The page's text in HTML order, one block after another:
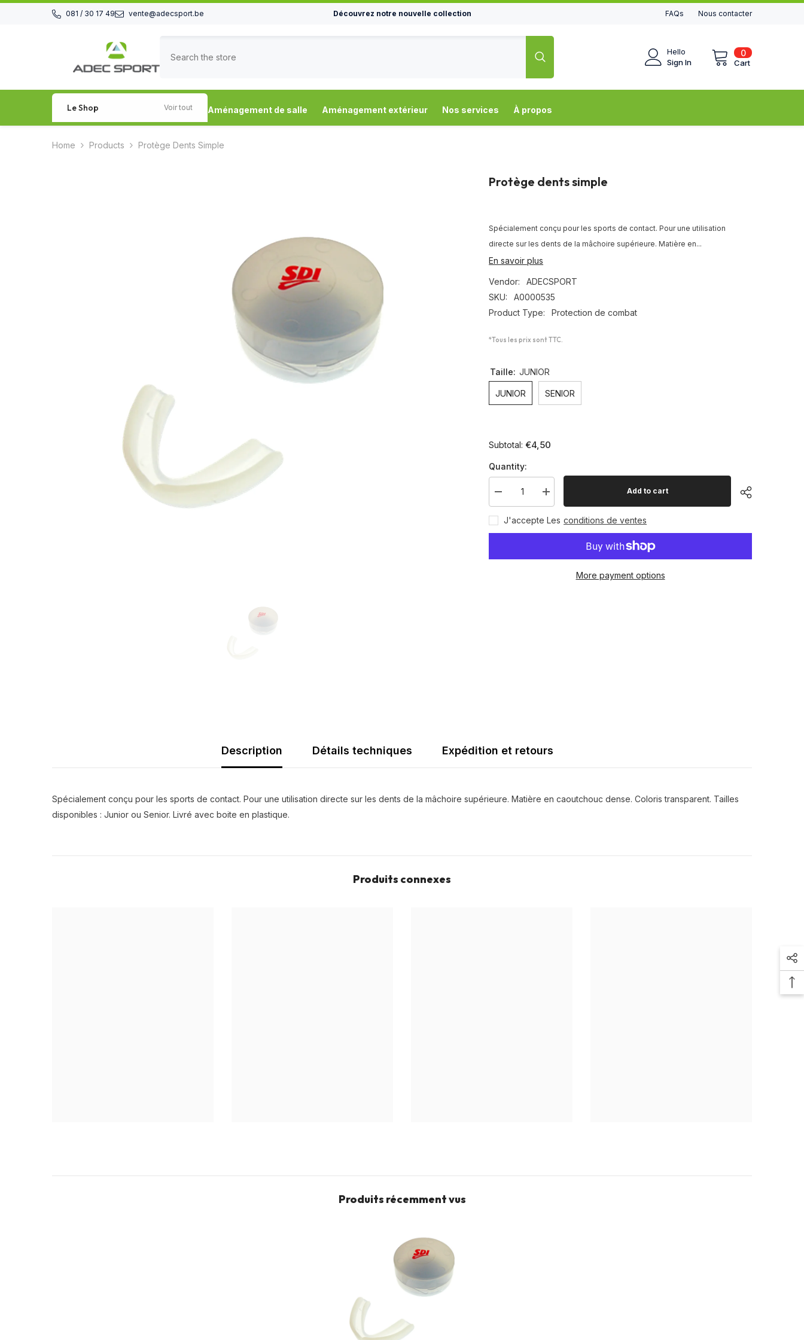
081 / 30 17 49
vente@adecsport.be Découvrez notre nouvelle collection FAQs Nous contacter
00
items
Cart
Hello
Sign In
Le Shop Voir tout Aménagement de salle Aménagement extérieur Nos services À propos
Home Products Protège Dents Simple
Protège dents simple
Spécialement conçu pour les sports de contact. Pour une utilisation
directe sur les dents de la mâchoire supérieure. Matière en...
En savoir plus
Vendor:
ADECSPORT
SKU:
A0000535
Product Type:
Protection de combat
*Tous les prix sont TTC.
Taille: JUNIOR
JUNIOR SENIOR
Subtotal:€4,50
Quantity:
Decrease
quantity
for
Protège
dents
Increase
quantity
for
Protège
dents
Add to cart
J'accepte Les conditions de ventes
More payment options
Description Détails techniques Expédition et retours
Spécialement conçu pour les sports de contact. Pour une utilisation directe sur les dents de la mâchoire supérieure. Matière en caoutchouc dense. Coloris transparent. Tailles
disponibles : Junior ou Senior. Livré avec boite en plastique.
Produits connexes
Produits récemment vus